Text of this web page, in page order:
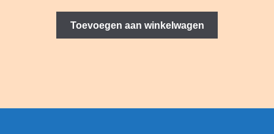
was:
€14.50.
is:
€5.00.
Toevoegen aan winkelwagen